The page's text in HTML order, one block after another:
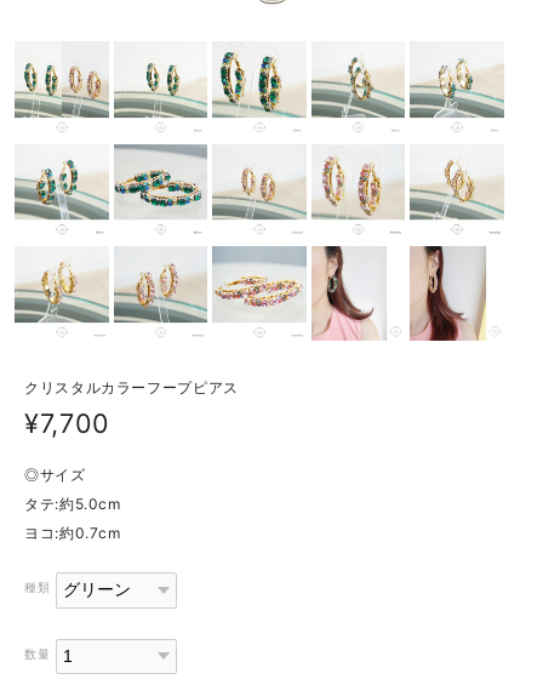
クリスタルカラーフープピアス
¥7,700
◎サイズ
タテ:約5.0cm
ヨコ:約0.7cm
種類
数量